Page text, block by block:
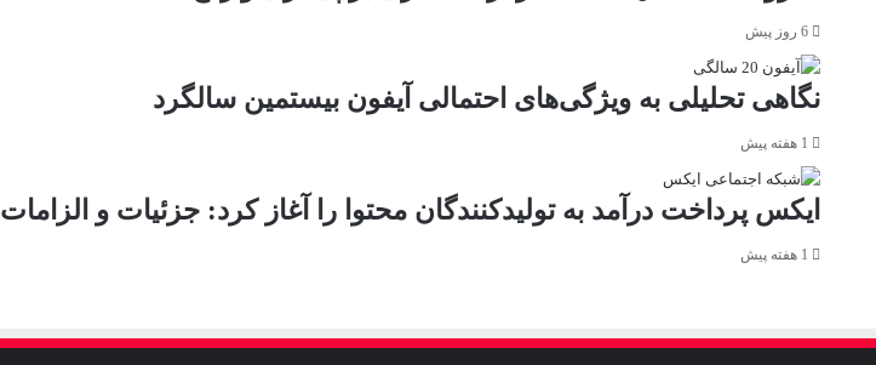
6 روز پیش
نگاهی تحلیلی به ویژگی‌های احتمالی آیفون بیستمین سالگرد
1 هفته پیش
ایکس پرداخت درآمد به تولیدکنندگان محتوا را آغاز کرد: جزئیات و الزامات
1 هفته پیش